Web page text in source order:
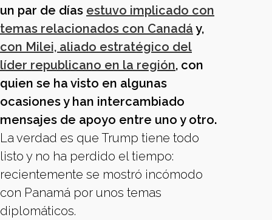
un par de días estuvo implicado con
temas relacionados con Canadá y,
con Milei, aliado estratégico del
líder republicano en la región, con
quien se ha visto en algunas
ocasiones y han intercambiado
mensajes de apoyo entre uno y otro.
La verdad es que Trump tiene todo
listo y no ha perdido el tiempo:
recientemente se mostró incómodo
con Panamá por unos temas
diplomáticos.